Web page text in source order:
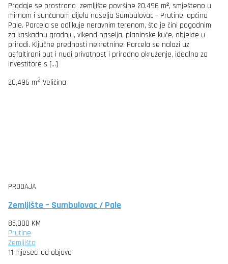
Prodaje se prostrano zemljište površine 20.496 m², smješteno u
mirnom i sunčanom dijelu naselja Sumbulovac – Prutine, općina
Pale. Parcela se odlikuje neravnim terenom, što je čini pogodnim
za kaskadnu gradnju, vikend naselja, planinske kuće, objekte u
prirodi. Ključne prednosti nekretnine: Parcela se nalazi uz
asfaltirani put i nudi privatnost i prirodno okruženje, idealno za
investitore s […]
20,496 m2 Veličina
PRODAJA
Zemljište – Sumbulovac / Pale
85,000 KM
Prutine
Zemljišta
11 mjeseci od objave